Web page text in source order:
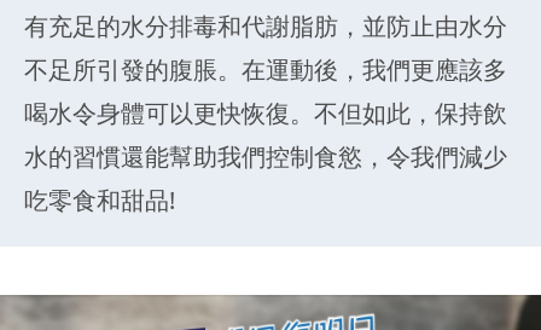
有充足的水分排毒和代謝脂肪，並防止由水分
不足所引發的腹脹。在運動後，我們更應該多
喝水令身體可以更快恢復。不但如此，保持飲
水的習慣還能幫助我們控制食慾，令我們減少
吃零食和甜品!